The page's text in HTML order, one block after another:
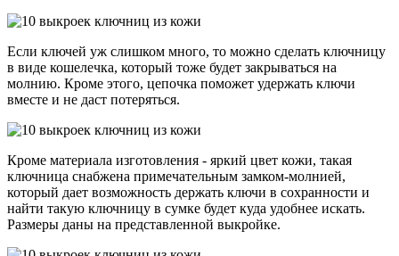
Если ключей уж слишком много, то можно сделать ключницу
в виде кошелечка, который тоже будет закрываться на
молнию. Кроме этого, цепочка поможет удержать ключи
вместе и не даст потеряться.
Кроме материала изготовления - яркий цвет кожи, такая
ключница снабжена примечательным замком-молнией,
который дает возможность держать ключи в сохранности и
найти такую ключницу в сумке будет куда удобнее искать.
Размеры даны на представленной выкройке.